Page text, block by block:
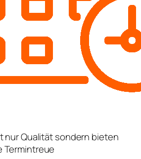
nur Qualität sondern bieten
Termintreue